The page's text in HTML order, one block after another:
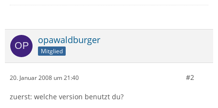
opawaldburger
Mitglied
20. Januar 2008 um 21:40 #2
zuerst: welche version benutzt du?